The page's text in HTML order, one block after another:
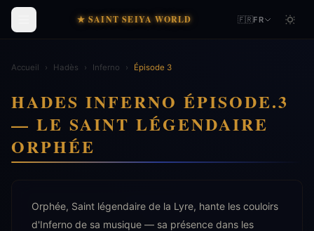
★ SAINT SEIYA WORLD 🇫🇷FR
Accueil › Hadès › Inferno › Épisode 3
HADES INFERNO ÉPISODE.3
— LE SAINT LÉGENDAIRE
ORPHÉE
Orphée, Saint légendaire de la Lyre, hante les couloirs
d'Inferno de sa musique — sa présence dans les